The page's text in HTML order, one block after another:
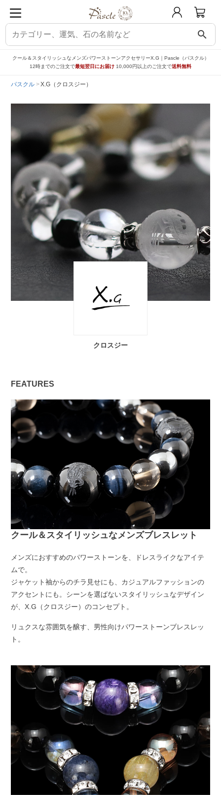
search
クール＆スタイリッシュなメンズパワーストーンアクセサリーX.G｜Pascle（パスクル）
12時までのご注文で最短翌日にお届け 10,000円以上のご注文で送料無料
パスクル X.G（クロスジー）
クロスジー
FEATURES
クール＆スタイリッシュなメンズブレスレット
メンズにおすすめのパワーストーンを、ドレスライクなアイテ
ムで。
ジャケット袖からのチラ見せにも、カジュアルファッションの
アクセントにも。シーンを選ばないスタイリッシュなデザイン
が、X.G（クロスジー）のコンセプト。
リュクスな雰囲気を醸す、男性向けパワーストーンブレスレッ
ト。